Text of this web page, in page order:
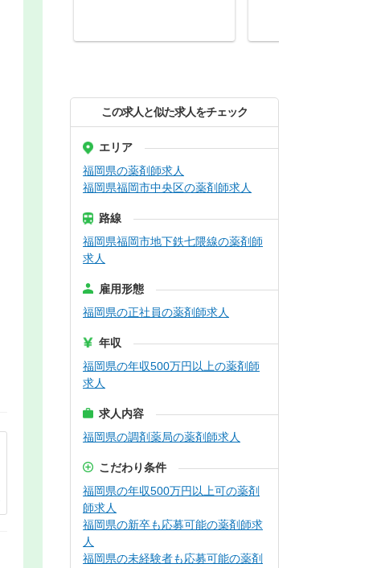
この求人と似た求人をチェック
エリア
福岡県の薬剤師求人
福岡県福岡市中央区の薬剤師求人
路線
福岡県福岡市地下鉄七隈線の薬剤師
求人
雇用形態
福岡県の正社員の薬剤師求人
年収
福岡県の年収500万円以上の薬剤師
求人
求人内容
福岡県の調剤薬局の薬剤師求人
こだわり条件
福岡県の年収500万円以上可の薬剤
師求人
福岡県の新卒も応募可能の薬剤師求
人
福岡県の未経験者も応募可能の薬剤